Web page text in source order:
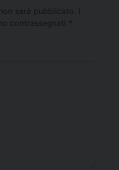
sarà pubblicato.
contrassegnati *